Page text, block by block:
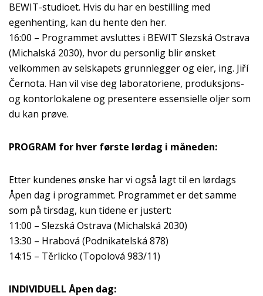
BEWIT-studioet. Hvis du har en bestilling med
egenhenting, kan du hente den her.
16:00 – Programmet avsluttes i BEWIT Slezská Ostrava
(Michalská 2030), hvor du personlig blir ønsket
velkommen av selskapets grunnlegger og eier, ing. Jiří
Černota. Han vil vise deg laboratoriene, produksjons-
og kontorlokalene og presentere essensielle oljer som
du kan prøve.
PROGRAM for hver første lørdag i måneden:
Etter kundenes ønske har vi også lagt til en lørdags
Åpen dag i programmet. Programmet er det samme
som på tirsdag, kun tidene er justert:
11:00 – Slezská Ostrava (Michalská 2030)
13:30 – Hrabová (Podnikatelská 878)
14:15 – Těrlicko (Topolová 983/11)
INDIVIDUELL Åpen dag: